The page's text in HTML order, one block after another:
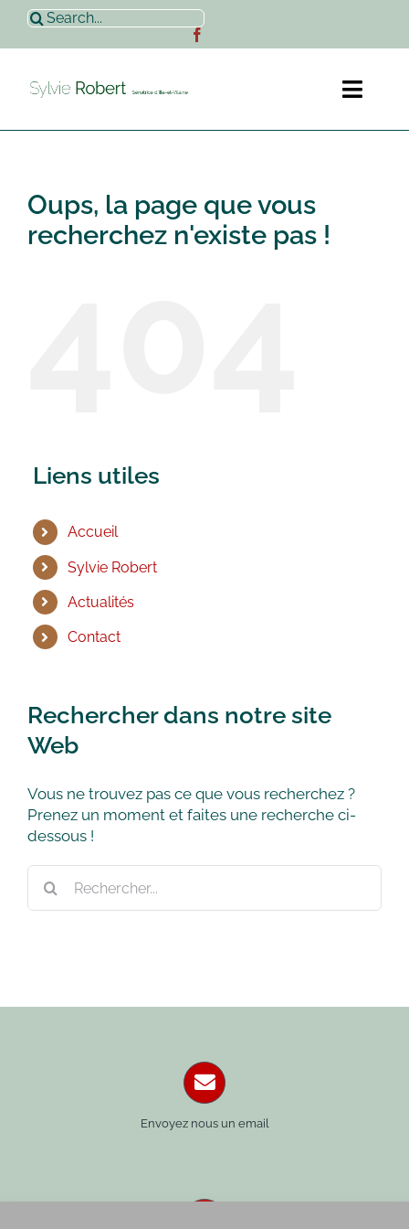
Passer
contenu
Rechercher:
Sylvie Robert
Oups, la page que vous
recherchez n'existe pas !
Liens utiles
Accueil
Sylvie Robert
Actualités
Contact
Rechercher dans notre site
Web
Vous ne trouvez pas ce que vous recherchez ?
Prenez un moment et faites une recherche ci-
dessous !
Envoyez nous un email